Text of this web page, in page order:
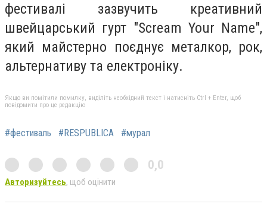
фестивалі зазвучить креативний
швейцарський гурт "Scream Your Name",
який майстерно поєднує металкор, рок,
альтернативу та електроніку.
Якщо ви помітили помилку, виділіть необхідний текст і натисніть Ctrl + Enter, щоб
повідомити про це редакцію
#фестиваль #RESPUBLICА #мурал
0,0
Авторизуйтесь, щоб оцінити